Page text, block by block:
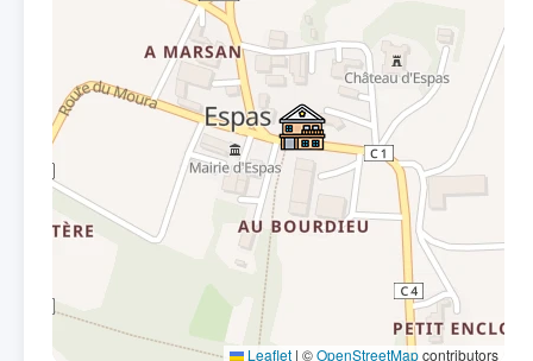
Leaflet | ©OpenStreetMapcontributors